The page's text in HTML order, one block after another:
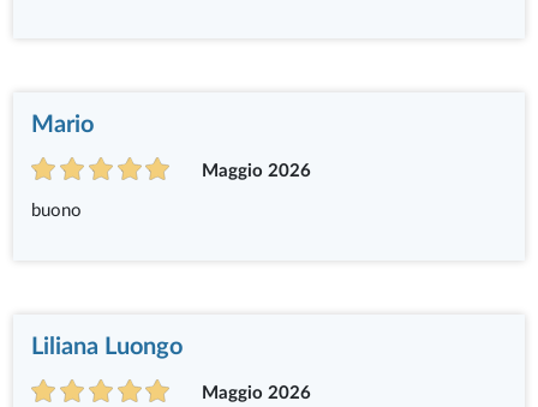
Mario
Maggio 2026
buono
Liliana Luongo
Maggio 2026